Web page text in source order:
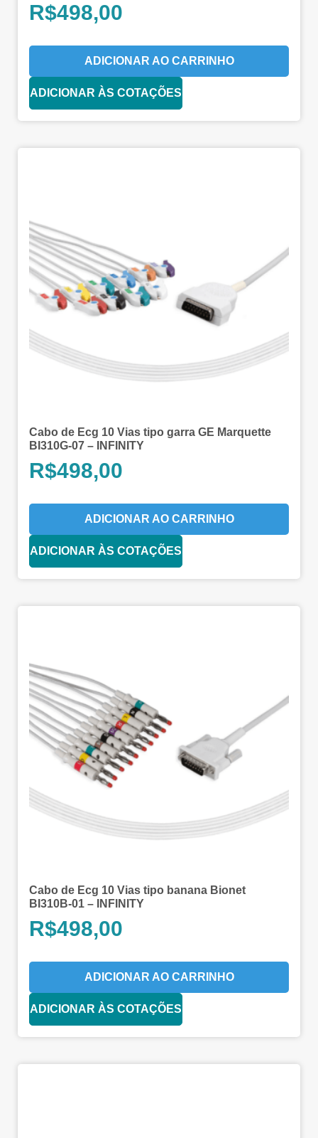
R$498,00
ADICIONAR AO CARRINHO
ADICIONAR ÀS COTAÇÕES
Cabo de Ecg 10 Vias tipo garra GE Marquette
BI310G-07 – INFINITY
R$498,00
ADICIONAR AO CARRINHO
ADICIONAR ÀS COTAÇÕES
Cabo de Ecg 10 Vias tipo banana Bionet
BI310B-01 – INFINITY
R$498,00
ADICIONAR AO CARRINHO
ADICIONAR ÀS COTAÇÕES